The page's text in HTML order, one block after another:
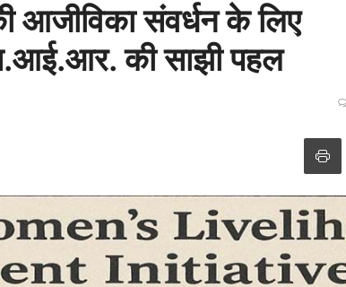
आजीविका संवर्धन के लिए
की साझी पहल